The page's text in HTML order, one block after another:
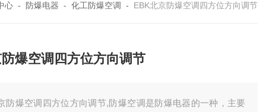
心 - 防爆电器 - 化工防爆空调 - EBK北京防爆空调四方位方向调节
爆空调四方位方向调节
防爆空调四方位方向调节,防爆空调是防爆电器的一种，主要